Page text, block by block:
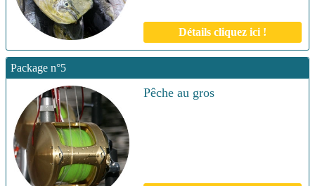
Détails cliquez ici !
Package n°5
Pêche au gros